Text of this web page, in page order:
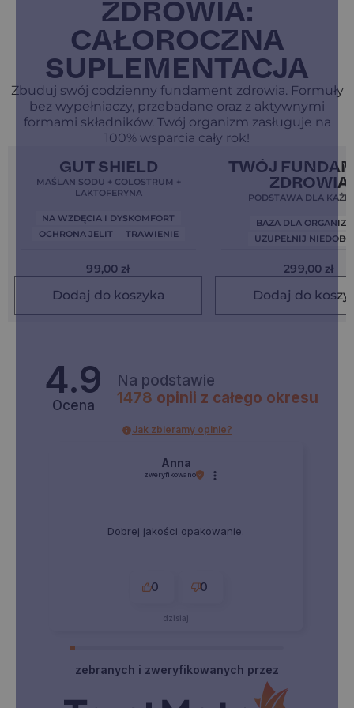
ZDROWIA:
CAŁOROCZNA
SUPLEMENTACJA
Zbuduj swój codzienny fundament zdrowia. Formuły
bez wypełniaczy, przebadane oraz z aktywnymi
formami składników. Twój organizm zasługuje na
100% wsparcia cały rok!
Bestseller!
Clean Label
Nowa FormułaGUT SHIELD
MAŚLAN SODU + COLOSTRUM +
LAKTOFERYNA
NA WZDĘCIA I DYSKOMFORT
OCHRONA JELIT
TRAWIENIE
99,00 zł
Dodaj do koszyka
Bestseller! Clean Label
TWÓJ
ZDROWIA
PODSTAWA DLA
BAZA DLA
UZUPEŁNIJ
299,00 zł
Dodaj do
4.9
Ocena
Na podstawie
1478 opinii z całego okresu
Jak zbieramy opinie?
Anna
zweryfikowano
Dobrej jakości opakowanie.
0 0
dzisiaj
zebranych i zweryfikowanych przez